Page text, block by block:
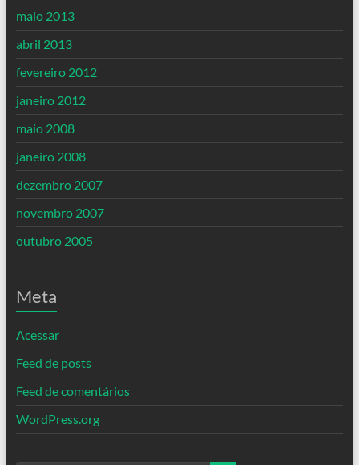
maio 2013
abril 2013
fevereiro 2012
janeiro 2012
maio 2008
janeiro 2008
dezembro 2007
novembro 2007
outubro 2005
Meta
Acessar
Feed de posts
Feed de comentários
WordPress.org